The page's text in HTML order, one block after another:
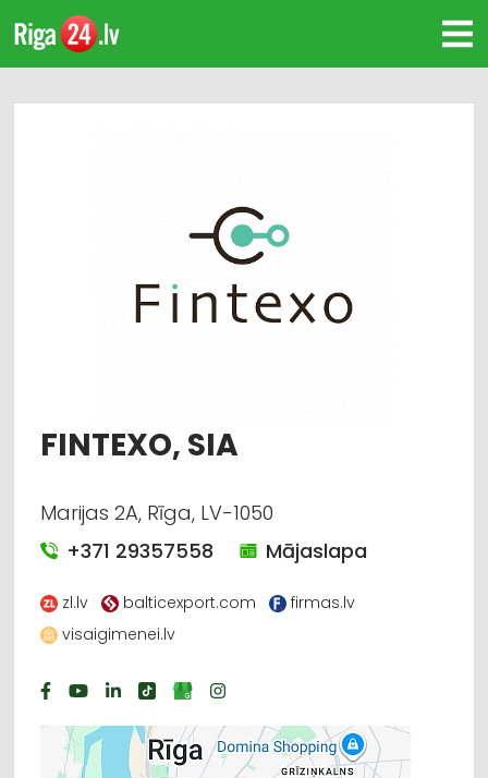
FINTEXO, SIA
Marijas 2A, Rīga, LV-1050
+371 29357558
Mājaslapa
zl.lv balticexport.com
firmas.lv
visaigimenei.lv